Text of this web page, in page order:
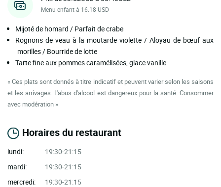
Menu enfant à 16.18 USD
Mijoté de homard / Parfait de crabe
Rognons de veau à la moutarde violette / Aloyau de bœuf aux
morilles / Bourride de lotte
Tarte fine aux pommes caramélisées, glace vanille
« Ces plats sont donnés à titre indicatif et peuvent varier selon les saisons
et les arrivages. L'abus d'alcool est dangereux pour la santé. Consommer
avec modération »
Horaires du restaurant
lundi:
19:30-21:15
mardi:
19:30-21:15
mercredi:
19:30-21:15